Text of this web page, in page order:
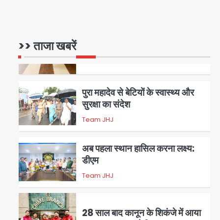
>> ताजा खबरें
5
1
पुरा महादेव से बेटियों के स्वास्थ्य और
सुरक्षा का संदेश
Team JHJ
2
अब पहला स्थान हासिल करना लक्ष्य:
डीएम
Team JHJ
28 साल बाद कानून के शिकंजे में आया